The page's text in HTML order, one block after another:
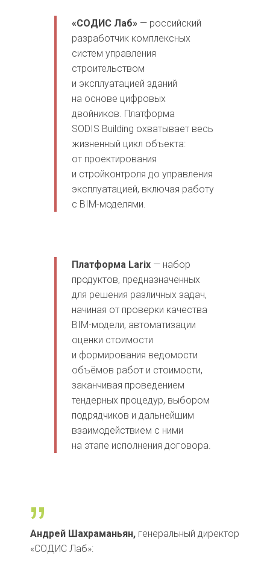
«СОДИС Лаб» — российский
разработчик комплексных
систем управления
строительством
и эксплуатацией зданий
на основе цифровых
двойников. Платформа
SODIS Building охватывает весь
жизненный цикл объекта:
от проектирования
и стройконтроля до управления
эксплуатацией, включая работу
с BIM-моделями.
Платформа Larix — набор
продуктов, предназначенных
для решения различных задач,
начиная от проверки качества
BIM-модели, автоматизации
оценки стоимости
и формирования ведомости
объёмов работ и стоимости,
заканчивая проведением
тендерных процедур, выбором
подрядчиков и дальнейшим
взаимодействием с ними
на этапе исполнения договора.
„
Андрей Шахраманьян, генеральный директор
«СОДИС Лаб»: